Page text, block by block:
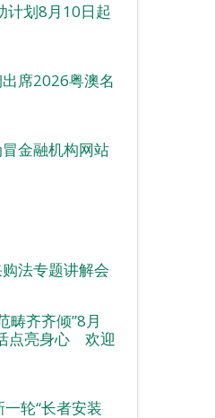
计划8月10日起
席2026粤澳名
金融机构网站
法专题讲解会
畴齐齐倾”8月
点亮身心 欢迎
轮“长者安装